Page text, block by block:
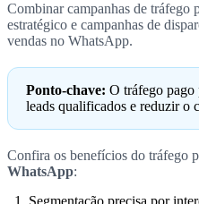
Combinar campanhas de tráfego
estratégico e campanhas de
vendas no WhatsApp.
Ponto-chave: O tráfego pago
leads qualificados e reduzir o
Confira os benefícios do tráfego
WhatsApp:
Segmentação precisa por